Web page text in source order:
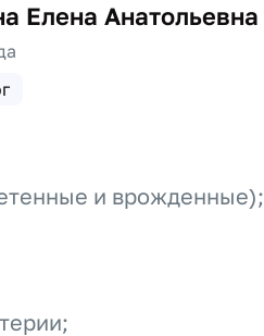
Елена Анатольевна
и врожденные);